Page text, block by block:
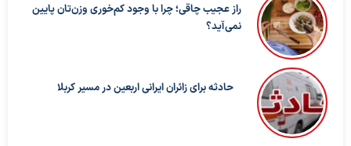
راز عجیب چاقی؛ چرا با وجود کم‌خوری وزن‌تان پایین
نمی‌آید؟
حادثه برای زائران ایرانی اربعین در مسیر کربلا